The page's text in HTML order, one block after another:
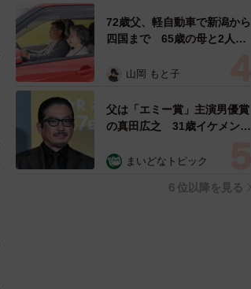
表の訴え
72歳父、軽自動車で新潟から
四国まで 65歳の母と2人で
憩まで分刻み… 「大学生で
山岡 もと子
父は「エミー賞」主演男優賞
の真田広之 31歳イケメン俳
「ガチヒロさんそっくり」
まいどなトピック
６位以降を見る